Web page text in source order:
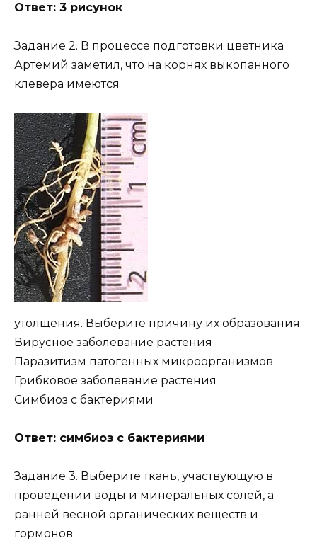
Ответ: 3 рисунок
Задание 2. В процессе подготовки цветника
Артемий заметил, что на корнях выкопанного
клевера имеются
утолщения. Выберите причину их образования:
Вирусное заболевание растения
Паразитизм патогенных микроорганизмов
Грибковое заболевание растения
Симбиоз с бактериями
Ответ: симбиоз с бактериями
Задание 3. Выберите ткань, участвующую в
проведении воды и минеральных солей, а
ранней весной органических веществ и
гормонов: